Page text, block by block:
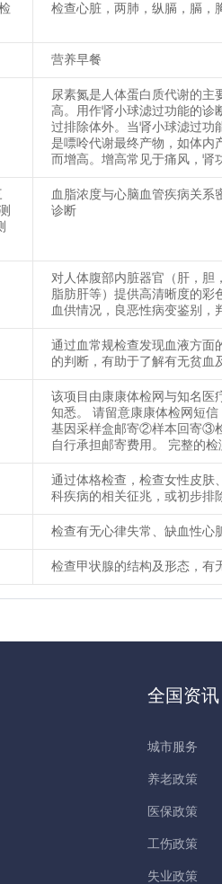
检查心脏，两肺，纵膈，膈，
营养早餐
尿素氮是人体蛋白质代谢的
高。用作肾小球滤过功能的诊
过排除体外。当肾小球滤过功
是嘌呤代谢最终产物，如体内
而增高。增高常见于痛风，肾
血脂浓度与心脑血管疾病关系
诊断
对人体腹部内脏器官（肝，胆
脂肪肝等）提供高清晰度的
血供情况，良恶性病变鉴别，
通过血常规检查发现血液方面
的判断，有助于了解有无贫血
该项目由康康体检网与知名医
知悉。 请留意康康体检网短
基因采样盒邮寄②样本回寄③
自行承担邮寄费用。 完整的
通过体格检查，检查女性皮肤
科疾病的相关征兆，或初步排
检查有无心律失常、缺血性心
检查甲状腺的结构及形态，有
全国资讯
城市服务
养老政策
医保政策
工伤政策
失业政策